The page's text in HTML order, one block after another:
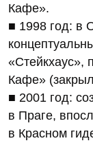
Кафе».
■ 1998 год: в
«Стейкхаус»,
Кафе»
■ 2001 год:
в Праге,
в Красном